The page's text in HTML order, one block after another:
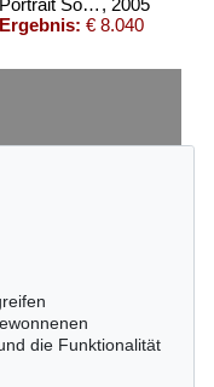
Ergebnis: € 8.040
die Funktionalität